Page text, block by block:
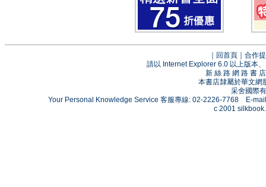
回首頁
合作
請以 Internet Explorer 6.0 以上版本
新 絲 路 網 路 書
本書店隸屬於華文網
采舍國際
Your Personal Knowledge Service 客服專線: 02-2226-7768 E-
c 2001